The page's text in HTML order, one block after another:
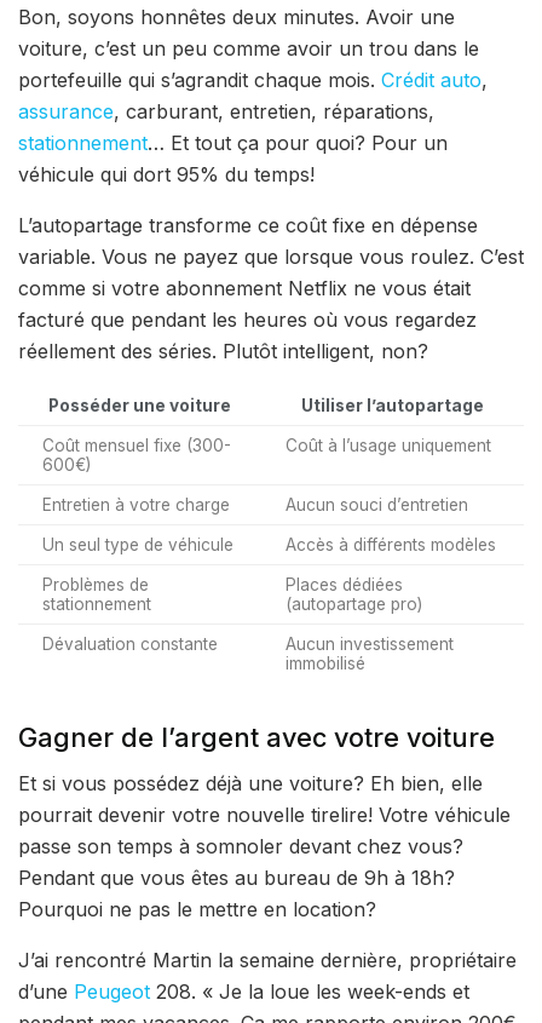
Bon, soyons honnêtes deux minutes. Avoir une
voiture, c’est un peu comme avoir un trou dans le
portefeuille qui s’agrandit chaque mois. Crédit auto,
assurance, carburant, entretien, réparations,
stationnement… Et tout ça pour quoi? Pour un
véhicule qui dort 95% du temps!
L’autopartage transforme ce coût fixe en dépense
variable. Vous ne payez que lorsque vous roulez. C’est
comme si votre abonnement Netflix ne vous était
facturé que pendant les heures où vous regardez
réellement des séries. Plutôt intelligent, non?
Posséder une voiture Utiliser l’autopartage
Coût mensuel fixe (300-
600€)
Coût à l’usage uniquement
Entretien à votre charge Aucun souci d’entretien
Un seul type de véhicule Accès à différents modèles
Problèmes de
stationnement
Places dédiées
(autopartage pro)
Dévaluation constante
Aucun investissement
immobilisé
Gagner de l’argent avec votre voiture
Et si vous possédez déjà une voiture? Eh bien, elle
pourrait devenir votre nouvelle tirelire! Votre véhicule
passe son temps à somnoler devant chez vous?
Pendant que vous êtes au bureau de 9h à 18h?
Pourquoi ne pas le mettre en location?
J’ai rencontré Martin la semaine dernière, propriétaire
d’une Peugeot 208. « Je la loue les week-ends et